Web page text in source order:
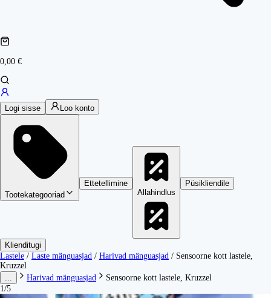
0,00 €
Logi sisse Loo konto
Tootekategooriad
Ettetellimine
Allahindlus
Püsikliendile
Klienditugi
Lastele / Laste mänguasjad / Harivad mänguasjad / Sensoorne kott lastele,
Kruzzel
Harivad mänguasjad
Sensoorne kott lastele, Kruzzel
1/5